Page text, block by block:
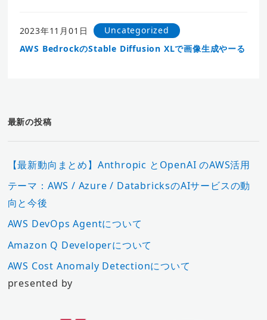
2023年11月01日
Uncategorized
AWS BedrockのStable Diffusion XLで画像生成やーる
最新の投稿
【最新動向まとめ】Anthropic とOpenAI のAWS活用
テーマ：AWS / Azure / DatabricksのAIサービスの動
向と今後
AWS DevOps Agentについて
Amazon Q Developerについて
AWS Cost Anomaly Detectionについて
presented by